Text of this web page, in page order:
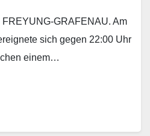
GRAFENAU. Am
sich gegen 22:00 Uhr
einem…